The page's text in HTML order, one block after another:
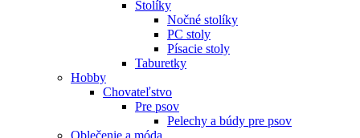
Stolíky
Nočné stolíky
PC stoly
Písacie stoly
Taburetky
Hobby
Chovateľstvo
Pre psov
Pelechy a búdy pre psov
Oblečenie a móda